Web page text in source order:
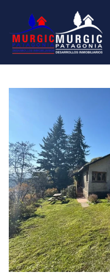
Skip to main content